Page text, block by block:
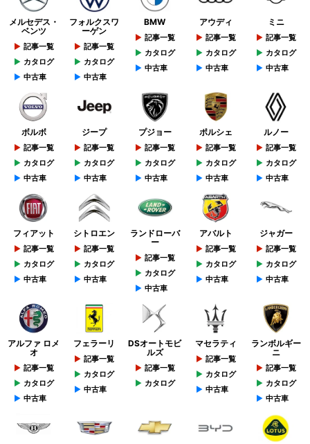
メルセデス・
ベンツ
記事一覧
カタログ
中古車
フォルクスワ
ーゲン
記事一覧
カタログ
中古車
BMW
記事一覧
カタログ
中古車
アウディ
記事一覧
カタログ
中古車
ミニ
記事一覧
カタログ
中古車
ボルボ
記事一覧
カタログ
中古車
ジープ
記事一覧
カタログ
中古車
プジョー
記事一覧
カタログ
中古車
ポルシェ
記事一覧
カタログ
中古車
ルノー
記事一覧
カタログ
中古車
フィアット
記事一覧
カタログ
中古車
シトロエン
記事一覧
カタログ
中古車
ランドローバ
ー
記事一覧
カタログ
中古車
アバルト
記事一覧
カタログ
中古車
ジャガー
記事一覧
カタログ
中古車
アルファ ロメ
オ
記事一覧
カタログ
中古車
フェラーリ
記事一覧
カタログ
中古車
DSオートモビ
ルズ
記事一覧
カタログ
マセラティ
記事一覧
カタログ
中古車
ランボルギー
ニ
記事一覧
カタログ
中古車